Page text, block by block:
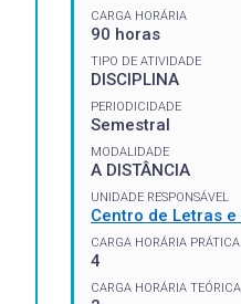
CARGA HORÁRIA
90 horas
TIPO DE ATIVIDADE
DISCIPLINA
PERIODICIDADE
Semestral
MODALIDADE
A DISTÂNCIA
UNIDADE RESPONSÁVEL
Centro de Letras
CARGA HORÁRIA PRÁTICA
4
CARGA HORÁRIA TEÓRICA